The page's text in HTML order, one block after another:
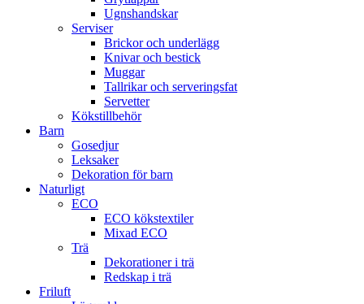
Ugnshandskar
Serviser
Brickor och underlägg
Knivar och bestick
Muggar
Tallrikar och serveringsfat
Servetter
Kökstillbehör
Barn
Gosedjur
Leksaker
Dekoration för barn
Naturligt
ECO
ECO kökstextiler
Mixad ECO
Trä
Dekorationer i trä
Redskap i trä
Friluft